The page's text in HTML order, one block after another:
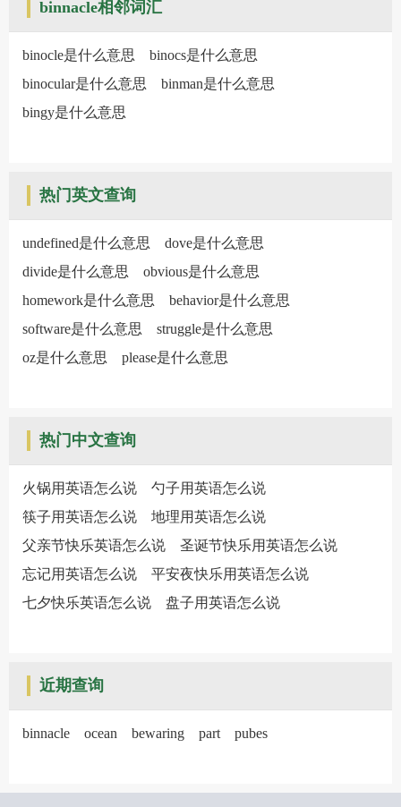
binnacle相邻词汇
binocle是什么意思
binocs是什么意思
binocular是什么意思
binman是什么意思
bingy是什么意思
热门英文查询
undefined是什么意思
dove是什么意思
divide是什么意思
obvious是什么意思
homework是什么意思
behavior是什么意思
software是什么意思
struggle是什么意思
oz是什么意思
please是什么意思
热门中文查询
火锅用英语怎么说
勺子用英语怎么说
筷子用英语怎么说
地理用英语怎么说
父亲节快乐英语怎么说
圣诞节快乐用英语怎么说
忘记用英语怎么说
平安夜快乐用英语怎么说
七夕快乐英语怎么说
盘子用英语怎么说
近期查询
binnacle ocean bewaring part pubes